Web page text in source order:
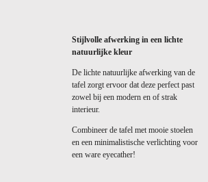
Stijlvolle afwerking in een lichte
natuurlijke kleur
De lichte natuurlijke afwerking van de
tafel zorgt ervoor dat deze perfect past
zowel bij een modern en of strak
interieur.
Combineer de tafel met mooie stoelen
en een minimalistische verlichting voor
een ware eyecather!